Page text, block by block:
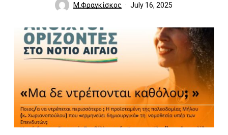
Μ.Φραγκίσκος July 16, 2025